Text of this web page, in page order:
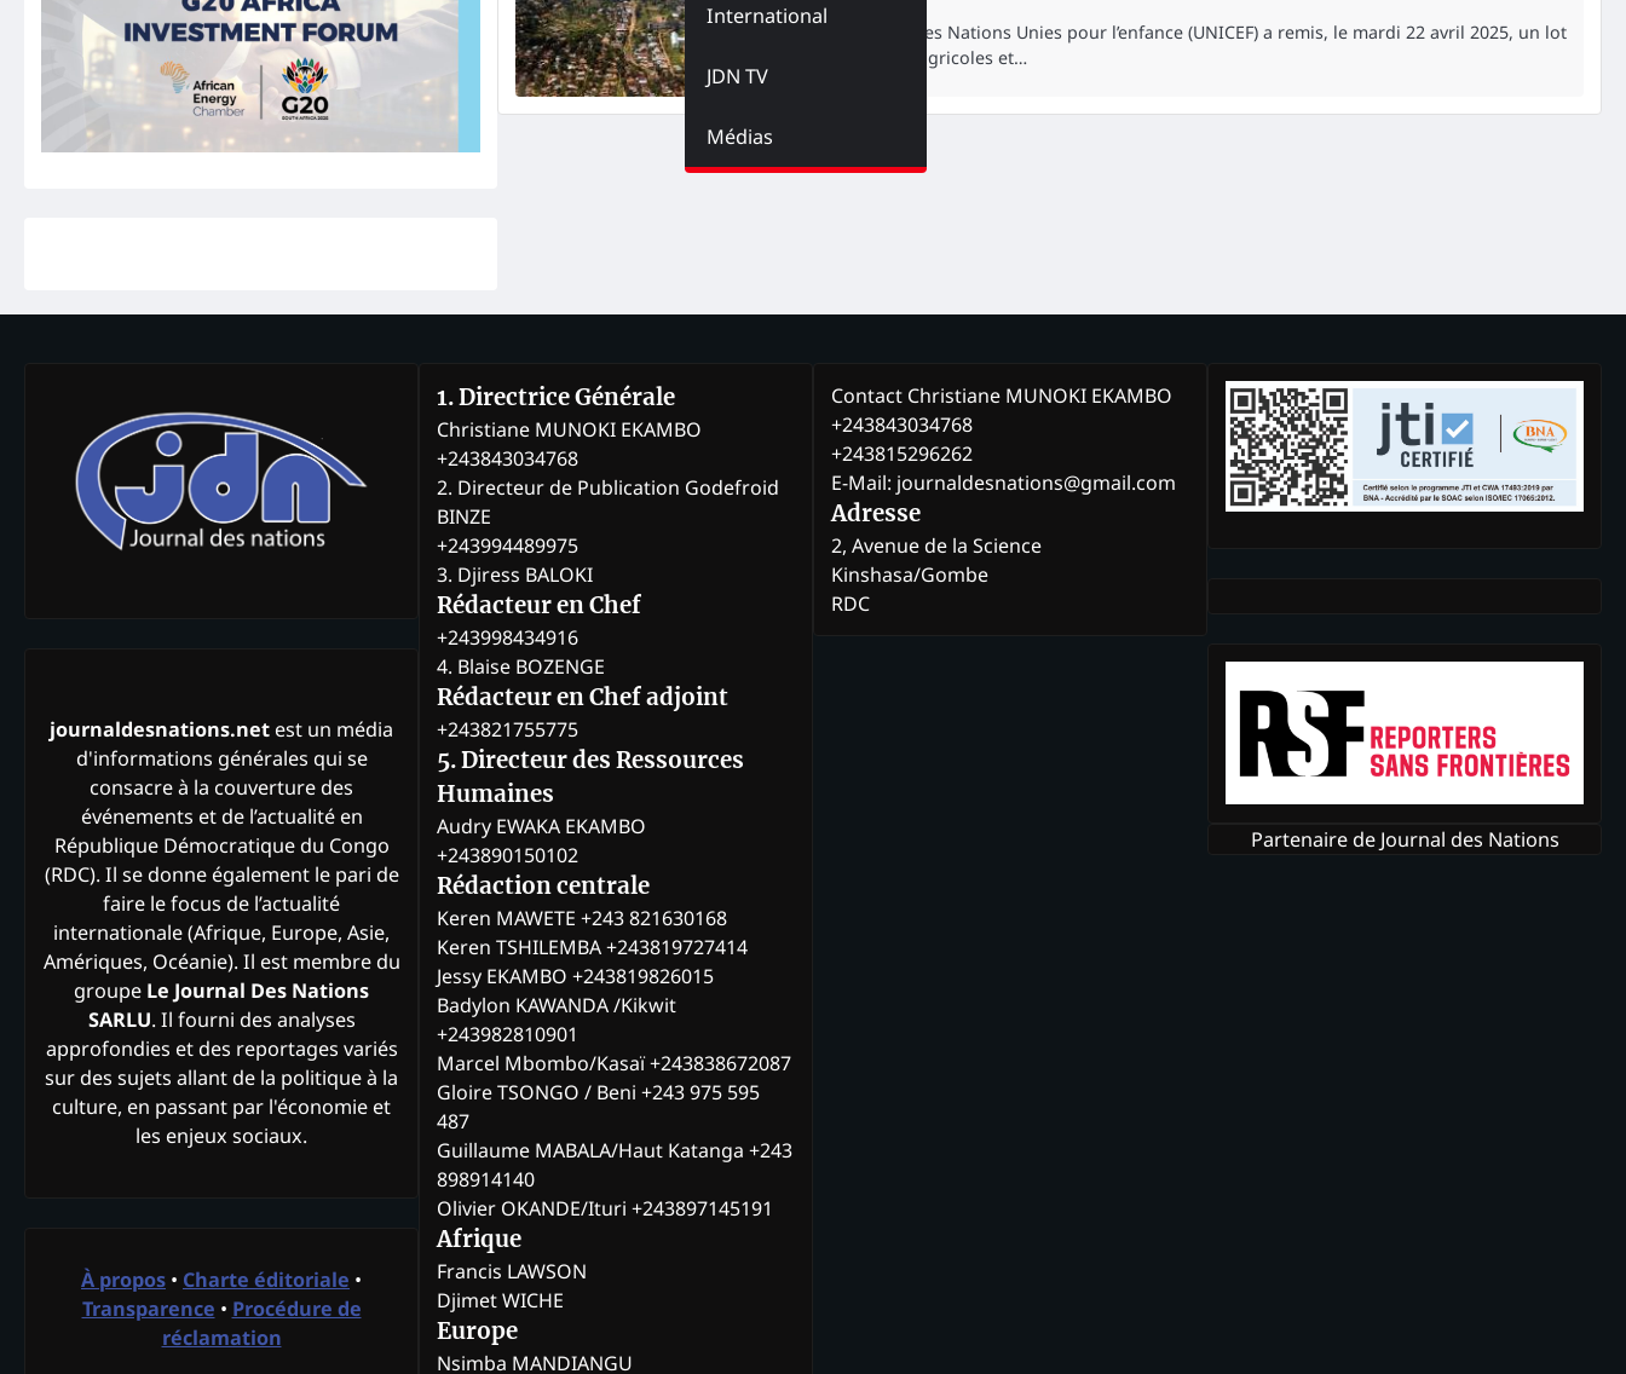
International
JDN TV
Médias
Le Fonds des Nations Unies pour l’enfance (UNICEF) a remis, le mardi 22 avril 2025, un lot
d’intrants agricoles et…
journaldesnations.net est un média
d'informations générales qui se
consacre à la couverture des
événements et de l’actualité en
République Démocratique du Congo
(RDC). Il se donne également le pari de
faire le focus de l’actualité
internationale (Afrique, Europe, Asie,
Amériques, Océanie). Il est membre du
groupe Le Journal Des Nations
SARLU. Il fourni des analyses
approfondies et des reportages variés
sur des sujets allant de la politique à la
culture, en passant par l'économie et
les enjeux sociaux.
À propos • Charte éditoriale •
Transparence • Procédure de
réclamation
1. Directrice Générale
Christiane MUNOKI EKAMBO
+243843034768
2. Directeur de Publication Godefroid
BINZE
+243994489975
3. Djiress BALOKI
Rédacteur en Chef
+243998434916
4. Blaise BOZENGE
Rédacteur en Chef adjoint
+243821755775
5. Directeur des Ressources
Humaines
Audry EWAKA EKAMBO
+243890150102
Rédaction centrale
Keren MAWETE +243 821630168
Keren TSHILEMBA +243819727414
Jessy EKAMBO +243819826015
Badylon KAWANDA /Kikwit
+243982810901
Marcel Mbombo/Kasaï +243838672087
Gloire TSONGO / Beni +243 975 595
487
Guillaume MABALA/Haut Katanga +243
898914140
Olivier OKANDE/Ituri +243897145191
Afrique
Francis LAWSON
Djimet WICHE
Europe
Nsimba MANDIANGU
Contact Christiane MUNOKI EKAMBO
+243843034768
+243815296262
E-Mail: journaldesnations@gmail.com
Adresse
2, Avenue de la Science
Kinshasa/Gombe
RDC
Partenaire de Journal des Nations